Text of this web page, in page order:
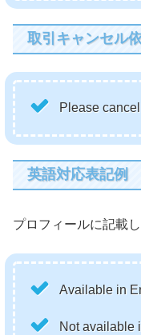
取引キャンセル
Please
英語対応表記例
プロフィールに記載
Available in
Not available